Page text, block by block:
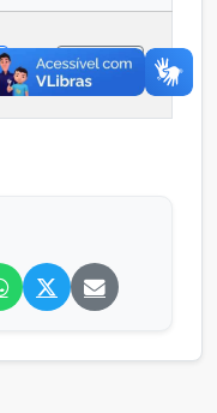
Baixar